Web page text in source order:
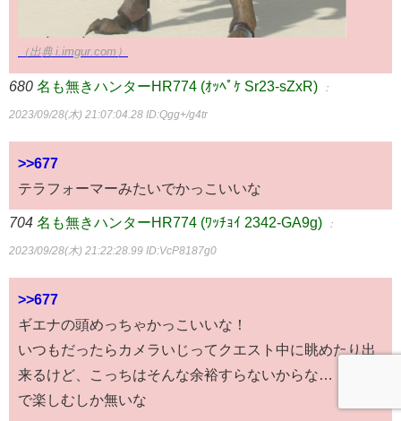
（出典 i.imgur.com）
680 名も無きハンターHR774 (ｵｯﾍﾟｹ Sr23-sZxR) ：
2023/09/28(木) 21:07:04.28 ID:Qgg+/g4tr
>>677
テラフォーマーみたいでかっこいいな
704 名も無きハンターHR774 (ﾜｯﾁｮｲ 2342-GA9g) ：
2023/09/28(木) 21:22:28.99 ID:VcP8187g0
>>677
ギエナの頭めっちゃかっこいいな！
いつもだったらカメラいじってクエスト中に眺めたり出
来るけど、こっちはそんな余裕すらないからな… ここ
で楽しむしか無いな